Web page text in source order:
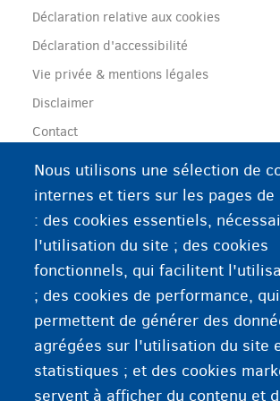
Nous utilisons une sélection de
internes et tiers sur les pages de
: des cookies essentiels,
l'utilisation du site ; des cookies
fonctionnels, qui facilitent
; des cookies de performance,
permettent de générer des
agrégées sur l'utilisation du site
statistiques ; et des cookies
servent à afficher du contenu et
(menu)
Déclaration relative aux cookies
Déclaration d'accessibilité
Vie privée & mentions légales
Disclaimer
Contact